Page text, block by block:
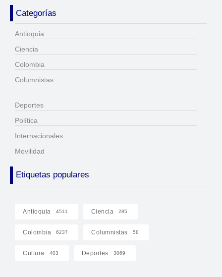
Categorías
Antioquia
Ciencia
Colombia
Columnistas
Deportes
Política
Internacionales
Movilidad
Etiquetas populares
Antioquia 4511 Ciencia 285
Colombia 6237 Columnistas 58
Cultura 403 Deportes 3069